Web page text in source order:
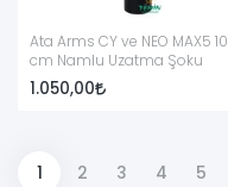
Ata Arms CY ve NEO MAX5 10
cm Namlu Uzatma Şoku
1.050,00
1 2 3 4 5